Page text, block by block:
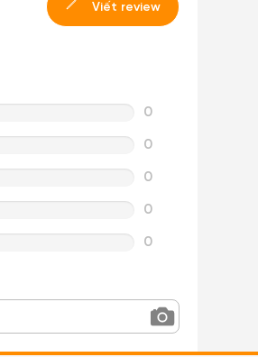
Viết review
0
0
0
0
0